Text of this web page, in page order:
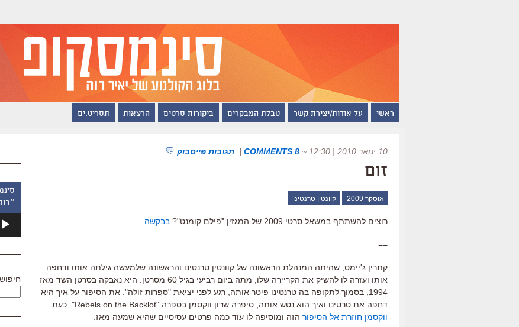
ראשי על אודות/יצירת קשר טבלת המבקרים ביקורות סרטים הרצאות תסריט.ים
10 ינואר 2010 | 12:30 ~
8 COMMENTS
| תגובות פייסבוק
זום
אוסקר 2009 קוונטין טרנטינו
רוצים להשתתף במשאל סרטי 2009 של המגזין "פילם קומנט"? בבקשה
==
קתרין ג'יימס, שהיתה המנהלת הראשונה של קוונטין טרנטינו והראשונה שלמעשה גילתה אותו ודחפה
אותו ועזרה לו להשיק את הקריירה שלו, מתה ביום רביעי בגיל 60 מסרטן. היא נאבקה בסרטן השד מאז
1994, בסמוך לתקופה בה טרנטינו פיטר אותה, רגע לפני יציאת "ספרות זולה". את הסיפור על איך היא
דחפה את טרטינו ואיך הוא נטש אותה, סיפרה שרון ווקסמן בספרה "Rebels on the Backlot". כעת
ווקסמן חוזרת אל הסיפור הזה ומוסיפה לו עוד כמה פרטים עסיסיים שהיא שמעה מאז.
אודיו
חיפוש